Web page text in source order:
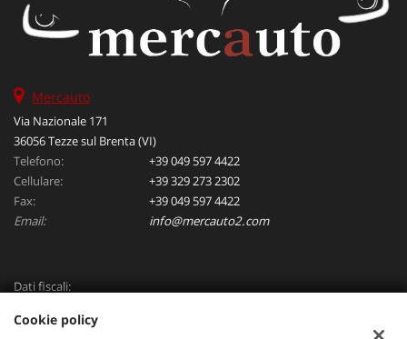
Mercauto
Via Nazionale 171
36056 Tezze sul Brenta (VI)
Telefono:
+39 049 597 4422
Cellulare:
+39 329 273 2302
Fax:
+39 049 597 4422
Email:
info@mercauto2.com
Dati fiscali:
Via Nazionale, 171 PD - 36056 Tezze sul Brenta
Cookie policy